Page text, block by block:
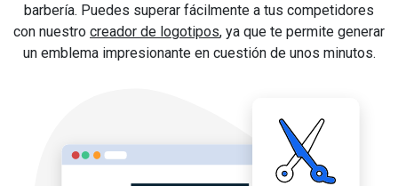
barbería. Puedes superar fácilmente a tus competidores
con nuestro creador de logotipos, ya que te permite generar
un emblema impresionante en cuestión de unos minutos.